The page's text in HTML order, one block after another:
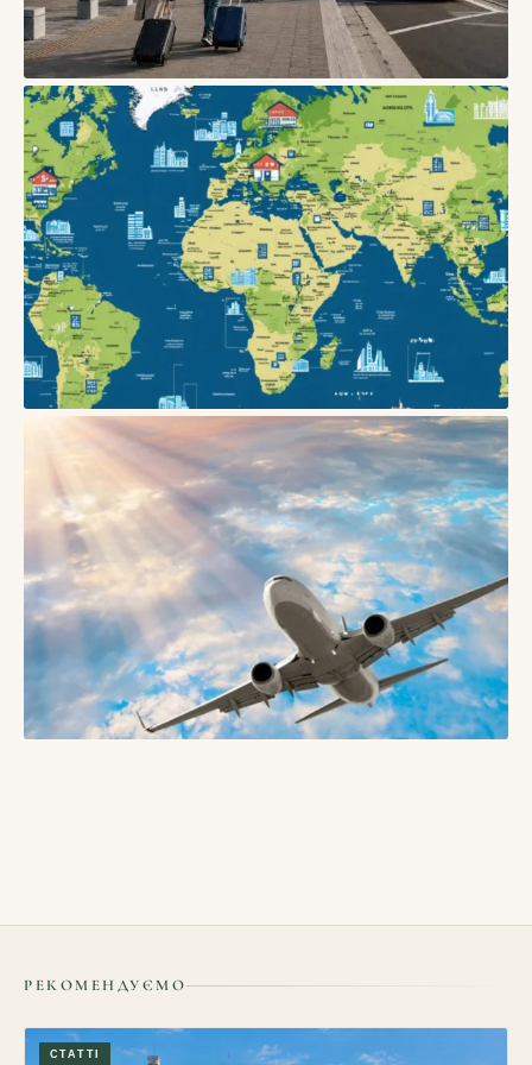
БЛОГИ
Як вибрати зручну пересадку в аеропорту: час, термінали,
багаж і запасний план
05/08/2026
Як безпечно бронювати житло в Європі: поради
03/06/2026
РЕКОМЕНДУЄМО
СТАТТІ